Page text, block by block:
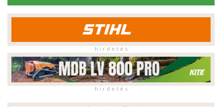
h i r d e t é s
h i r d e t é s